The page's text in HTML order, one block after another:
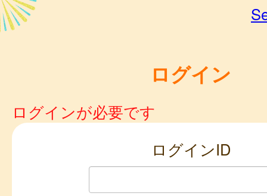
ログイン
ログインが必要です
ログインID